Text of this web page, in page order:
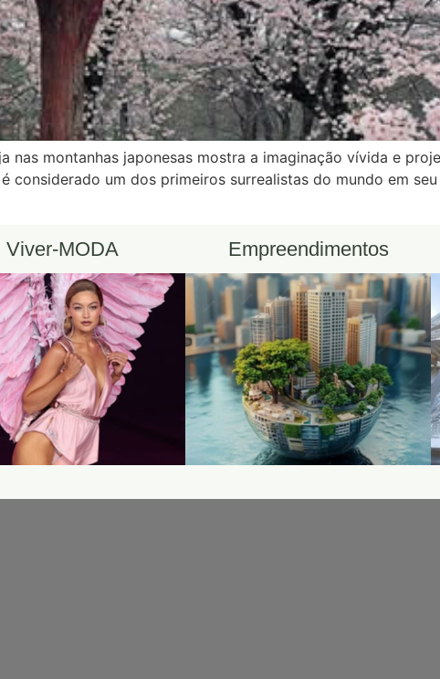
nas montanhas japonesas mostra a imaginação vívida e
considerado um dos primeiros surrealistas do mundo em
Viver-MODA Empreendimentos